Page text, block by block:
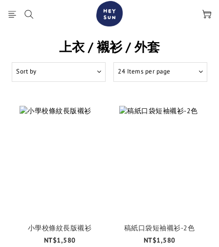
上衣 / 襯衫 / 外套
Sort by 24 Items per page
小學校條紋長版襯衫
NT$1,580
稿紙口袋短袖襯衫-2色
NT$1,580